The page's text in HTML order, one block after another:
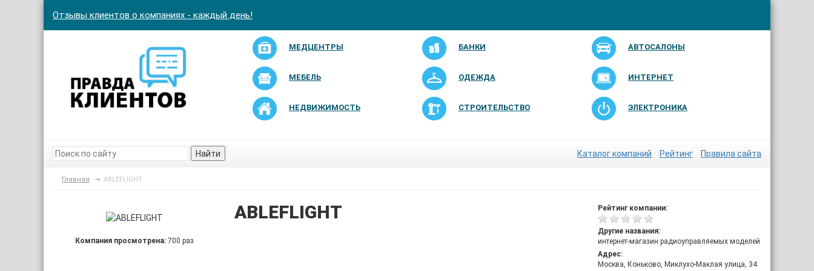
Отзывы клиентов о компаниях - каждый день!
МЕДЦЕНТРЫ БАНКИ АВТОСАЛОНЫ
МЕБЕЛЬ ОДЕЖДА ИНТЕРНЕТ
НЕДВИЖИМОСТЬ СТРОИТЕЛЬСТВО ЭЛЕКТРОНИКА
Найти Каталог компаний Рейтинг Правила сайта
Главная ABLEFLIGHT
Рейтинг компании:
Другие названия:
интернет-магазин радиоуправляемых моделей
Адрес:
Москва, Коньково, Миклухо-Маклая улица, 34
Компания просмотрена: 700 раз
ABLEFLIGHT